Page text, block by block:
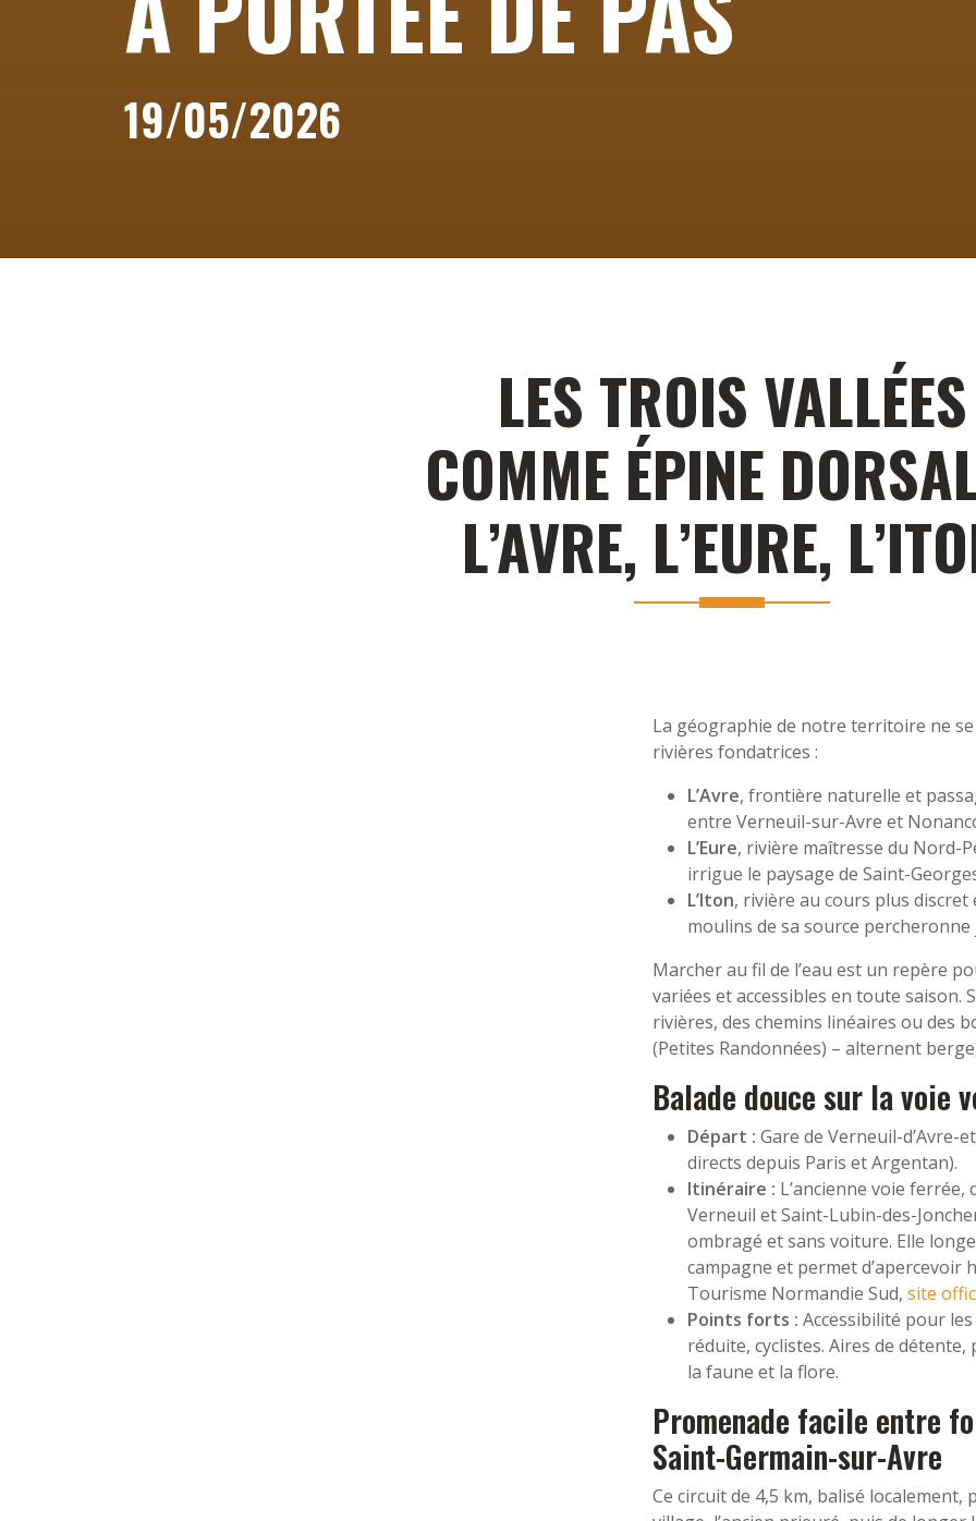
19/05/2026
LES TROIS VALLÉES
COMME ÉPINE
L’AVRE, L’EURE,
La géographie de notre territoire ne
rivières fondatrices :
L’Avre, frontière naturelle et
entre Verneuil-sur-Avre et
L’Eure, rivière maîtresse du Nord-
irrigue le paysage de Saint-
L’Iton, rivière au cours plus
moulins de sa source percheronne
Marcher au fil de l’eau est un repère
variées et accessibles en toute saison.
rivières, des chemins linéaires ou des
(Petites Randonnées) – alternent
Balade douce sur la voie
Départ : Gare de Verneuil-d’Avre-
directs depuis Paris et Argentan).
Itinéraire : L’ancienne voie
Verneuil et Saint-Lubin-des-
ombragé et sans voiture. Elle
campagne et permet d’apercevoir
Tourisme Normandie Sud, site
Points forts : Accessibilité pour
réduite, cyclistes. Aires de
la faune et la flore.
Promenade facile entre
Saint-Germain-sur-Avre
Ce circuit de 4,5 km, balisé